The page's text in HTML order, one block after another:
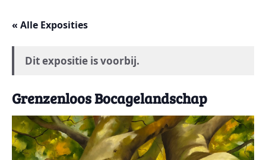
« Alle Exposities
Dit expositie is voorbij.
Grenzenloos Bocagelandschap